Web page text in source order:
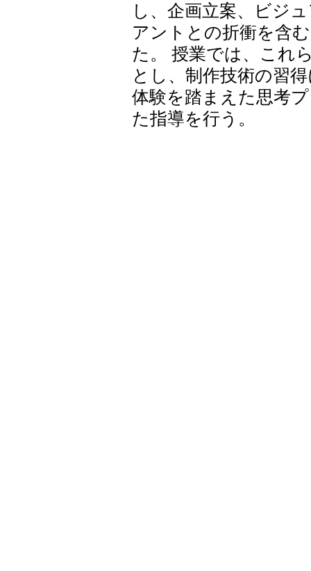
し、企画立案、ビジ
アントとの折衝を含
た。 授業では、これ
とし、制作技術の習
体験を踏まえた思考
た指導を行う。